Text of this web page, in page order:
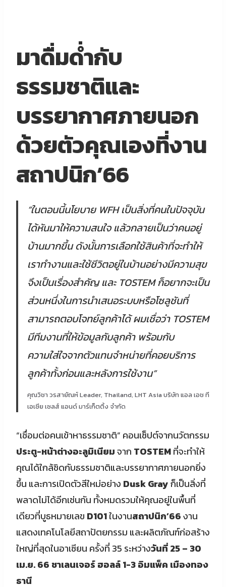
มาดื่มด่ำกับ
ธรรมชาติและ
บรรยากาศภายนอก
ด้วยตัวคุณเองที่งาน
สถาปนิก’66
“ในตอนนี้นโยบาย WFH เป็นสิ่งที่คนในปัจจุบัน
ได้หันมาให้ความสนใจ แล้วกลายเป็นว่าคนอยู่
บ้านมากขึ้น ดังนั้นการเลือกใช้สินค้าที่จะทำให้
เราทำงานและใช้ชีวิตอยู่ในบ้านอย่างมีความสุข
จึงเป็นเรื่องสำคัญ และ TOSTEM ก็อยากจะเป็น
ส่วนหนึ่งในการนำเสนอระบบหรือโซลูชันที่
สามารถตอบโจทย์ลูกค้าได้ ผมเชื่อว่า TOSTEM
มีทีมงานที่ให้ข้อมูลกับลูกค้า พร้อมกับ
ความใส่ใจจากตัวแทนจำหน่ายที่คอยบริการ
ลูกค้าทั้งก่อนและหลังการใช้งาน”
คุณวิชา วรสายัณห์ Leader, Thailand, LHT Asia บริษัท แอล เอช ที
เอเซีย เซลส์ แอนด์ มาร์เก็ตติ้ง จำกัด
“เชื่อมต่อคนเข้าหาธรรมชาติ” คอนเซ็ปต์จากนวัตกรรม
ประตู-หน้าต่างอะลูมิเนียมจาก TOSTEMที่จะทำให้
คุณได้ใกล้ชิดกับธรรมชาติและบรรยากาศภายนอกยิ่ง
ขึ้น และการเปิดตัวสีใหม่อย่าง Dusk Grayก็เป็นสิ่งที่
พลาดไม่ได้อีกเช่นกัน ทั้งหมดรวมให้คุณอยู่ในพื้นที่
เดียวที่บูธหมายเลข D101ในงานสถาปนิก’66งาน
แสดงเทคโนโลยีสถาปัตยกรรม และผลิตภัณฑ์ก่อสร้าง
ใหญ่ที่สุดในอาเซียน ครั้งที่ 35 ระหว่างวันที่ 25 – 30
เม.ย. 66 ชาเลนเจอร์ ฮอลล์ 1-3 อิมแพ็ค เมืองทอง
ธานี